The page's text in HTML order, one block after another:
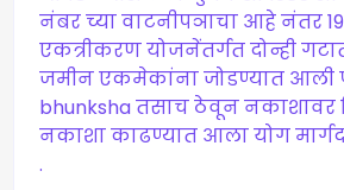
नंबर च्या वाटनीपञाचा आहे नंतर
एकत्रीकरण योजनेंतर्गत दोन्ही
जमीन एकमेकांना जोडण्यात आली
bhunksha तसाच ठेवून
नकाशा काढण्यात आला योग
.